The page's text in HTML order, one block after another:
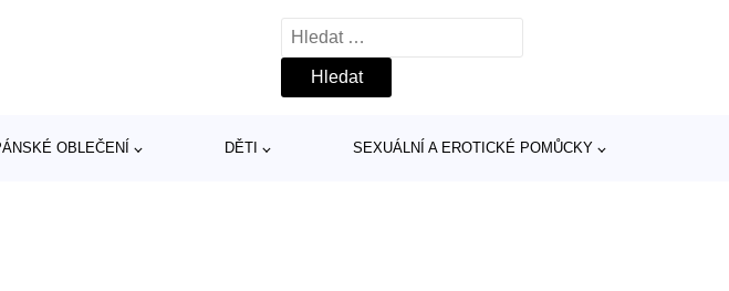
Vyhledávání
OBLEČENÍ DĚTI SEXUÁLNÍ A EROTICKÉ POMŮCKY